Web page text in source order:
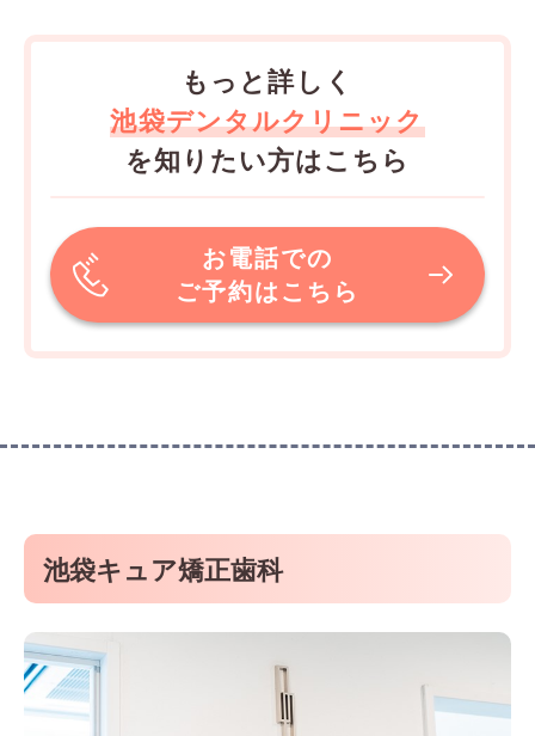
もっと詳しく
池袋デンタルクリニック
を知りたい方はこちら
お電話での
ご予約はこちら
池袋キュア矯正歯科